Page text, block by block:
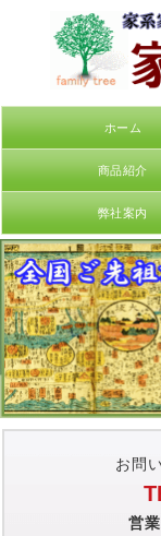
ホーム
商品紹介
弊社案内
お問
営